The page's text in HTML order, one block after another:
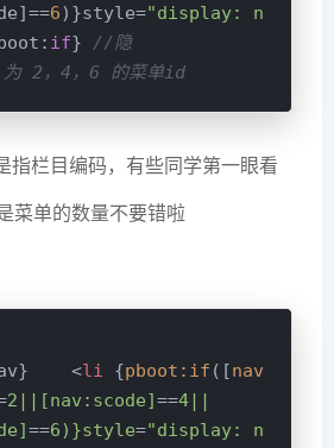
6)}style="display: n
if} //隐
2，4，6 的菜单id
指栏目编码，有些同学第一眼看
菜单的数量不要错啦
<li {pboot:if ([nav
2||[nav:scode]==4||
==6)}style="display: n